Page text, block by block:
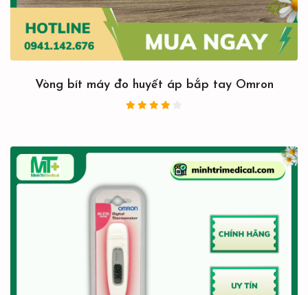
Vòng bít máy đo huyết áp bắp tay Omron